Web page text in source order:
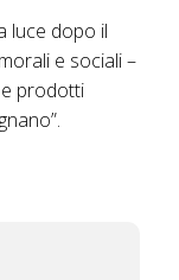
luce dopo il
e sociali –
prodotti